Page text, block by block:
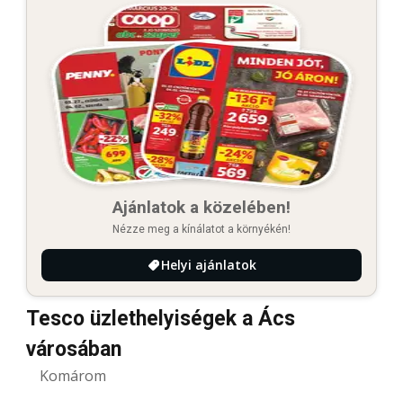
Ajánlatok a közelében!
Nézze meg a kínálatot a környékén!
Helyi ajánlatok
Tesco üzlethelyiségek a Ács
városában
Komárom